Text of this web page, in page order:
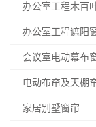
办公室工程木百
办公室工程遮阳
会议室电动幕布
电动布帘及天棚
家居别墅窗帘